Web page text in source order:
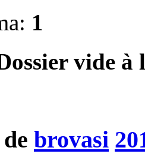
1
vide à
brovasi